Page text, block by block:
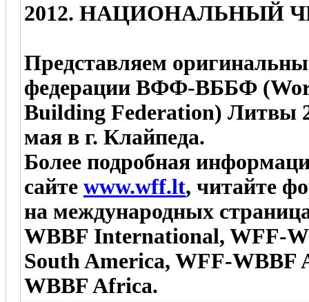
2012. НАЦИОНАЛЬНЫЙ
Представляем
федерации ВФФ-ВББФ
Building Federation) Литвы
мая в г. Клайпеда.
Более подробная
сайте www.wff.lt, читайте
на международных
WBBF International, WFF-
South America, WFF-WBBF
WBBF Africa.